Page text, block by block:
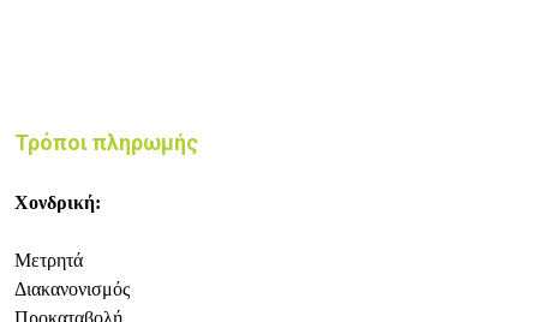
Τρόποι πληρωμής
Χονδρική:
Μετρητά
Διακανονισμός